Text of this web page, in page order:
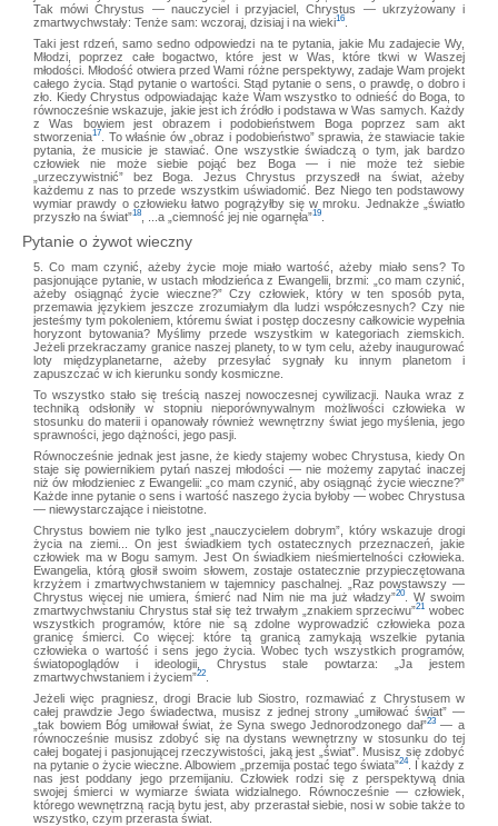
Tak mówi Chrystus — nauczyciel i przyjaciel, Chrystus — ukrzyżowany i
zmartwychwstały: Tenże sam: wczoraj, dzisiaj i na wieki16
Taki jest rdzeń, samo sedno odpowiedzi na te pytania, jakie Mu zadajecie Wy,
Młodzi, poprzez całe bogactwo, które jest w Was, które tkwi w Waszej
młodości. Młodość otwiera przed Wami różne perspektywy, zadaje Wam projekt
całego życia. Stąd pytanie o wartości. Stąd pytanie o sens, o prawdę, o dobro i
zło. Kiedy Chrystus odpowiadając każe Wam wszystko to odnieść do Boga, to
równocześnie wskazuje, jakie jest ich źródło i podstawa w Was samych. Każdy
z Was bowiem jest obrazem i podobieństwem Boga poprzez sam akt
stworzenia17
. To właśnie ów „obraz i podobieństwo” sprawia, że stawiacie takie
pytania, że musicie je stawiać. One wszystkie świadczą o tym, jak bardzo
człowiek nie może siebie pojąć bez Boga — i nie może też siebie
„urzeczywistnić” bez Boga. Jezus Chrystus przyszedł na świat, ażeby
każdemu z nas to przede wszystkim uświadomić. Bez Niego ten podstawowy
wymiar prawdy o człowieku łatwo pogrążyłby się w mroku. Jednakże „światło
przyszło na świat”18 , ...a „ciemność jej nie ogarnęła”19
Pytanie o żywot wieczny
5. Co mam czynić, ażeby życie moje miało wartość, ażeby miało sens? To
pasjonujące pytanie, w ustach młodzieńca z Ewangelii, brzmi: „co mam czynić,
ażeby osiągnąć życie wieczne?” Czy człowiek, który w ten sposób pyta,
przemawia językiem jeszcze zrozumiałym dla ludzi współczesnych? Czy nie
jesteśmy tym pokoleniem, któremu świat i postęp doczesny całkowicie wypełnia
horyzont bytowania? Myślimy przede wszystkim w kategoriach ziemskich.
Jeżeli przekraczamy granice naszej planety, to w tym celu, ażeby inaugurować
loty międzyplanetarne, ażeby przesyłać sygnały ku innym planetom i
zapuszczać w ich kierunku sondy kosmiczne.
To wszystko stało się treścią naszej nowoczesnej cywilizacji. Nauka wraz z
techniką odsłoniły w stopniu nieporównywalnym możliwości człowieka w
stosunku do materii i opanowały również wewnętrzny świat jego myślenia, jego
sprawności, jego dążności, jego pasji.
Równocześnie jednak jest jasne, że kiedy stajemy wobec Chrystusa, kiedy On
staje się powiernikiem pytań naszej młodości — nie możemy zapytać inaczej
niż ów młodzieniec z Ewangelii: „co mam czynić, aby osiągnąć życie wieczne?”
Każde inne pytanie o sens i wartość naszego życia byłoby — wobec Chrystusa
— niewystarczające i nieistotne.
Chrystus bowiem nie tylko jest „nauczycielem dobrym”, który wskazuje drogi
życia na ziemi... On jest świadkiem tych ostatecznych przeznaczeń, jakie
człowiek ma w Bogu samym. Jest On świadkiem nieśmiertelności człowieka.
Ewangelia, którą głosił swoim słowem, zostaje ostatecznie przypieczętowana
krzyżem i zmartwychwstaniem w tajemnicy paschalnej. „Raz powstawszy —
Chrystus więcej nie umiera, śmierć nad Nim nie ma już władzy”20. W swoim
zmartwychwstaniu Chrystus stał się też trwałym „znakiem sprzeciwu”21 wobec
wszystkich programów, które nie są zdolne wyprowadzić człowieka poza
granicę śmierci. Co więcej: które tą granicą zamykają wszelkie pytania
człowieka o wartość i sens jego życia. Wobec tych wszystkich programów,
światopoglądów i ideologii, Chrystus stale powtarza: „Ja jestem
zmartwychwstaniem i życiem”22
Jeżeli więc pragniesz, drogi Bracie lub Siostro, rozmawiać z Chrystusem w
całej prawdzie Jego świadectwa, musisz z jednej strony „umiłować świat” —
„tak bowiem Bóg umiłował świat, że Syna swego Jednorodzonego dał”23— a
równocześnie musisz zdobyć się na dystans wewnętrzny w stosunku do tej
całej bogatej i pasjonującej rzeczywistości, jaką jest „świat”. Musisz się zdobyć
na pytanie o życie wieczne. Albowiem „przemija postać tego świata”24. I każdy z
nas jest poddany jego przemijaniu. Człowiek rodzi się z perspektywą dnia
swojej śmierci w wymiarze świata widzialnego. Równocześnie — człowiek,
którego wewnętrzną racją bytu jest, aby przerastał siebie, nosi w sobie także to
wszystko, czym przerasta świat.